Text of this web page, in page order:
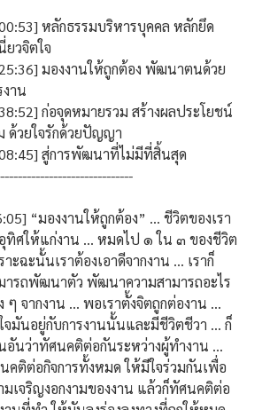
หลักธรรมบริหารบุคคล หลักยึด
ยวจิตใจ
มองงานให้ถูกต้อง พัฒนาตนด้วย
งาน
ก่อจุดหมายรวม สร้างผลประโยชน์
ด้วยใจรักด้วยปัญญา
สู่การพัฒนาที่ไม่มีที่สิ้นสุด
“มองงานให้ถูกต้อง” … ชีวิตของเรา
ทิศให้แก่งาน … หมดไป ๑ ใน ๓ ของชีวิต
าะฉะนั้นเราต้องเอาดีจากงาน … เราก็
ารถพัฒนาตัว พัฒนาความสามารถอะไร
ๆ จากงาน ... พอเราตั้งจิตถูกต่องาน …
จมันอยู่กับการงานนั้นและมีชีวิตชีวา ... ก็
อันว่าทัศนคติต่อกันระหว่างผู้ทำงาน ...
คติต่อกิจการทั้งหมด ให้มีใจร่วมกันเพื่อ
มเจริญงอกงามของงาน แล้วก็ทัศนคติต่อ